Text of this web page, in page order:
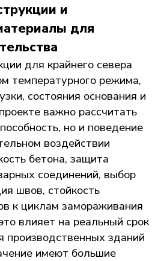
и
для
для крайнего севера
температурного режима,
состояния основания и
важно рассчитать
но и поведение
воздействии
бетона, защита
соединений, выбор
швов, стойкость
к циклам замораживания
влияет на реальный срок
зданий
имеют большие